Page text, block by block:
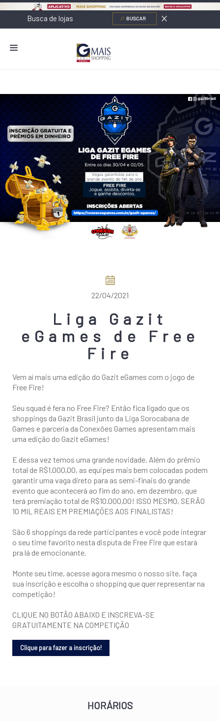
LOJAS
ALIMENTAÇÃO
CONTATO
NOVOS NEGÓCIOS
O SHOPPING
SERVIÇOS
SHOPPINGS DA GAZIT
22/04/2021
Liga Gazit
eGames de Free
Fire
Vem aí mais uma edição do Gazit eGames com o jogo de
Free Fire!
Seu squad é fera no Free Fire? Então fica ligado que os
shoppings da Gazit Brasil junto da Liga Sorocabana de
Games e parceria da Conexões Games apresentam mais
uma edição do Gazit eGames!
E dessa vez temos uma grande novidade. Além do prêmio
total de R$1.000,00, as equipes mais bem colocadas podem
garantir uma vaga direto para as semi-finais do grande
evento que acontecerá ao fim do ano, em dezembro, que
terá premiação total de R$10.000,00! ISSO MESMO, SERÃO
10 MIL REAIS EM PREMIAÇÕES AOS FINALISTAS!
São 6 shoppings da rede participantes e você pode integrar
o seu time favorito nesta disputa de Free Fire que estará
pra lá de emocionante.
Monte seu time, acesse agora mesmo o nosso site, faça
sua inscrição e escolha o shopping que quer representar na
competição!
CLIQUE NO BOTÃO ABAIXO E INSCREVA-SE
GRATUITAMENTE NA COMPETIÇÃO
HORÁRIOS